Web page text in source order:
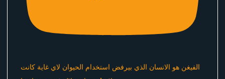
الفيغن هو الانسان الذي بيرفض استخدام الحيوان لاي غاية كانت